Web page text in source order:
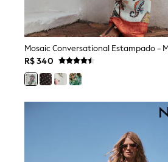
All Holiday Shop
Tops
Dresses
Shorts
Skirts
Sandals & Sliders
Rash Vests
Sun Safe Swimwear
Sun Hats & Caps
Sneakers & Pumps
R$ 340